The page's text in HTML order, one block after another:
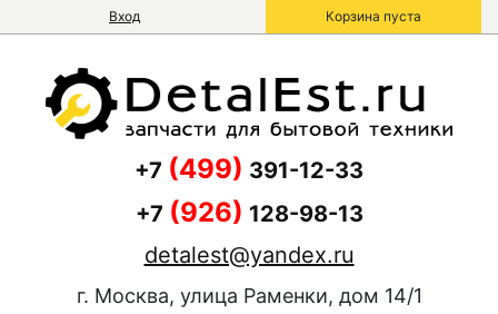
Вход Корзина пуста
+7 (499) 391-12-33
+7 (926) 128-98-13
detalest@yandex.ru
г. Москва, улица Раменки, дом 14/1